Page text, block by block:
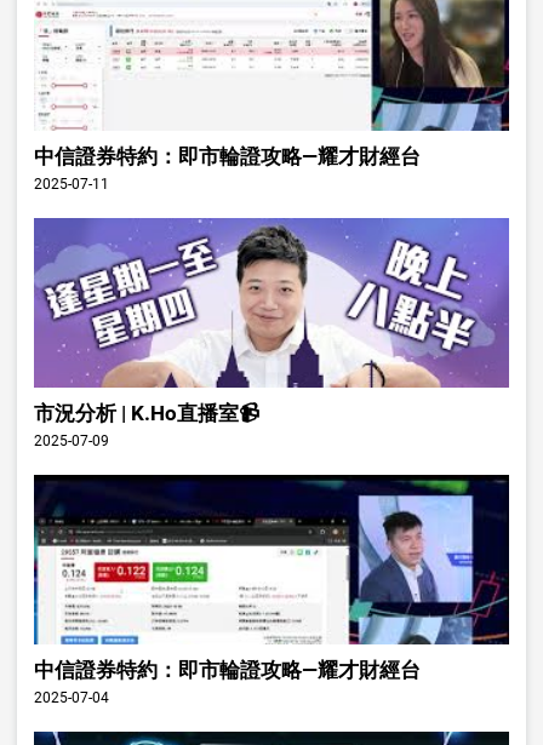
中信證券特約：即市輪證攻略—耀才財經台
2025-07-11
市況分析 | K.Ho直播室📹
2025-07-09
中信證券特約：即市輪證攻略—耀才財經台
2025-07-04